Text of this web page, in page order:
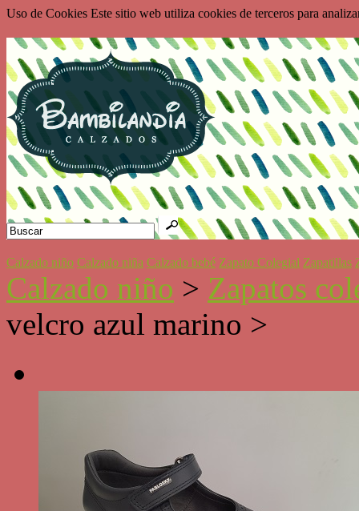
Uso de Cookies Este sitio web utiliza cookies de terceros para
Calzado niño Calzado niña Calzado bebé Zapato Colegial Zapatillas
Calzado niño > Zapatos
velcro azul marino >